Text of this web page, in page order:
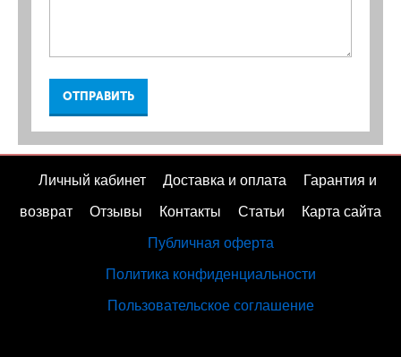
ОТПРАВИТЬ
Личный кабинет Доставка и оплата Гарантия и
возврат Отзывы Контакты Статьи Карта сайта
Публичная оферта
Политика конфиденциальности
Пользовательское соглашение